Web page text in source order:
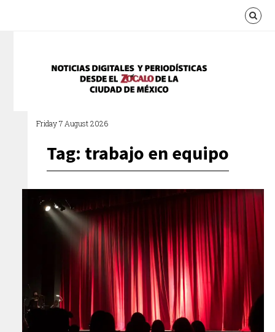
Friday 7 August 2026
Tag: trabajo en equipo